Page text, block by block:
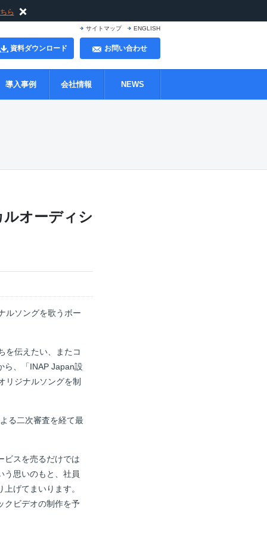
ら
ENGLISH
サイトマップ
お問い合わせ
資料ダウンロード
導入事例 会社情報 NEWS
オーディシ
ルソングを歌うボー
を伝えたい、またコ
ら、「INAP Japan設
リジナルソングを制
る二次審査を経て最
ビスを売るだけでは
う思いのもと、社員
げてまいります。
クビデオの制作を予